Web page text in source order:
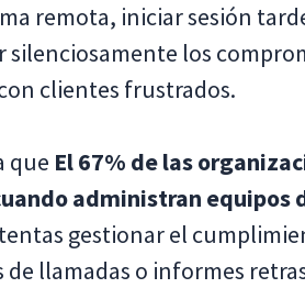
remota, iniciar sesión
los
clientes frustrados.
que El 67% de las
administran equipos
gestionar el
llamadas o informes